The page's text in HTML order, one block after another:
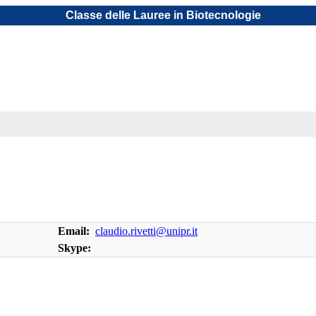
Classe delle Lauree in Biotecnologie
Email: claudio.rivetti@unipr.it
Skype: